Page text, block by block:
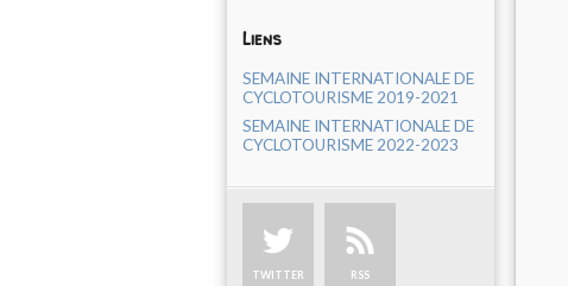
Liens
SEMAINE INTERNATIONALE DE
CYCLOTOURISME 2019-2021
SEMAINE INTERNATIONALE DE
CYCLOTOURISME 2022-2023
TWITTER RSS